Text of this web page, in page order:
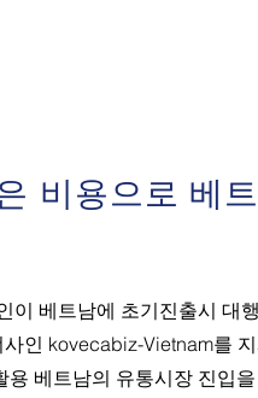
비용으로
이 베트남에 초기진출시 대
인 kovecabiz-Vietnam를
용 베트남의 유통시장 진입